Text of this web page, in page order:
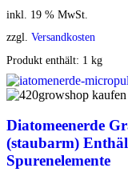
inkl. 19 % MwSt.
zzgl. Versandkosten
Produkt enthält: 1 kg
Diatomeenerde
(staubarm)
Spurenelemente